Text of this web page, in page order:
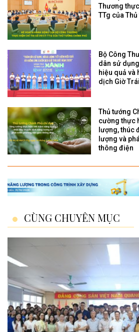
Thương
TTg của
Bộ Công
dân sử
hiệu quả và
dịch Giờ
Thủ tướng
cường thực
lượng, thúc
lượng và
thông điện
CÙNG CHUYÊN MỤC